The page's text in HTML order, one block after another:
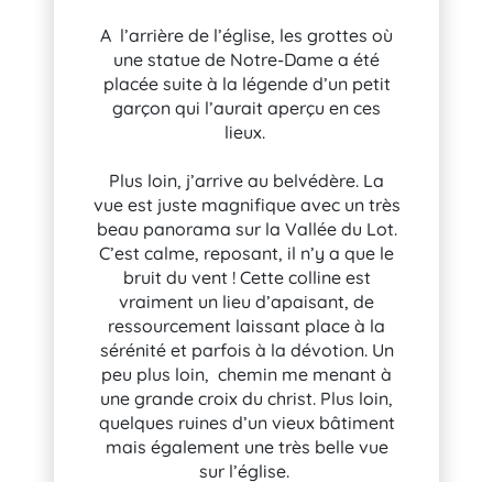
A l’arrière de l’église, les grottes où
une statue de Notre-Dame a été
placée suite à la légende d’un petit
garçon qui l’aurait aperçu en ces
lieux.
Plus loin, j’arrive au belvédère. La
vue est juste magnifique avec un très
beau panorama sur la Vallée du Lot.
C’est calme, reposant, il n’y a que le
bruit du vent ! Cette colline est
vraiment un lieu d’apaisant, de
ressourcement laissant place à la
sérénité et parfois à la dévotion. Un
peu plus loin, chemin me menant à
une grande croix du christ. Plus loin,
quelques ruines d’un vieux bâtiment
mais également une très belle vue
sur l’église.